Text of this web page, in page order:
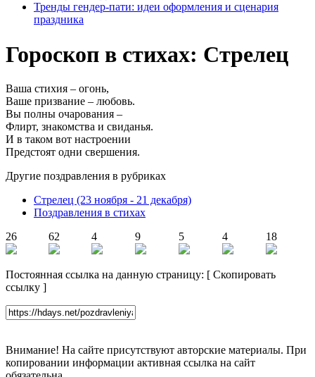
Тренды гендер-пати: идеи оформления и сценария
праздника
Гороскоп в стихах: Стрелец
Ваша стихия – огонь,
Ваше призвание – любовь.
Вы полны очарования –
Флирт, знакомства и свиданья.
И в таком вот настроении
Предстоят одни свершения.
Другие поздравления в рубриках
Стрелец (23 ноября - 21 декабря)
Поздравления в стихах
26
62 4 9 5 4 18
Постоянная ссылка на данную страницу: [ Скопировать
ссылку ]
Внимание! На сайте присутствуют авторские материалы. При
копировании информации активная ссылка на сайт